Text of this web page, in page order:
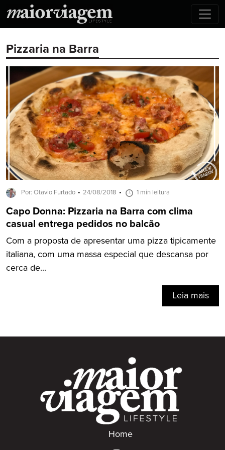
Pizzaria na Barra
Por: Otavio Furtado 24/08/2018 1 min leitura
Capo Donna: Pizzaria na Barra com clima
casual entrega pedidos no balcão
Com a proposta de apresentar uma pizza tipicamente
italiana, com uma massa especial que descansa por
cerca de...
Leia mais
Home